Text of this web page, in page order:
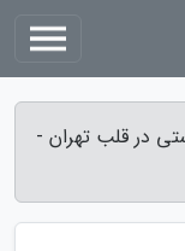
صنایع دستی در قلب تهران -